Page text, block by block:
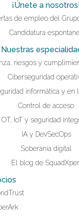
¡Únete a
de empleo del
Candidatura
Nuestras
riesgos y
Ciberseguridad
informática y en
Control de acceso
OT, IoT y seguridad
IA y DevSecOps
Soberanía digital
El blog de